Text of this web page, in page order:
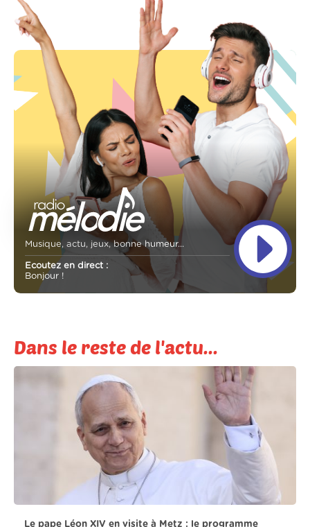
Musique, actu, jeux, bonne humeur...
Ecoutez en direct :
Bonjour !
Dans le reste de l'actu...
Le pape Léon XIV en visite à Metz : le programme